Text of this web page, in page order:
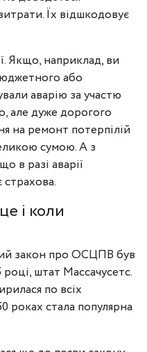
Їх відшкодовує
Якщо, наприклад, ви
або
аварію за участю
але дуже дорогого
на ремонт потерпілій
сумою. А з
в разі аварії
і коли
закон про ОСЦПВ був
штат Массачусетс.
по всіх
роках стала популярна